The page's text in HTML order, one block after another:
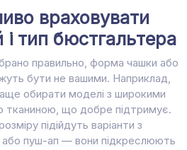
враховувати
тип бюстгальтера
правильно, форма чашки або
бути не вашими. Наприклад,
обирати моделі з широкими
тканиною, що добре підтримує.
підійдуть варіанти з
пуш-ап — вони підкреслюють